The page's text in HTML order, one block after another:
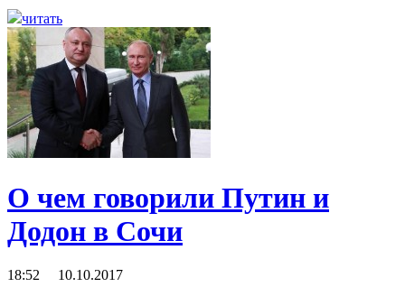
читать
О чем говорили Путин и
Додон в Сочи
18:52 10.10.2017